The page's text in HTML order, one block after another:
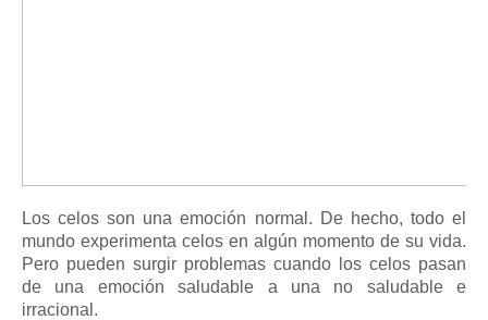
Los celos son una emoción normal. De hecho, todo el
mundo experimenta celos en algún momento de su vida.
Pero pueden surgir problemas cuando los celos pasan
de una emoción saludable a una no saludable e
irracional.